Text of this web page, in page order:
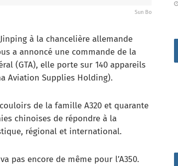
Sun Bo
à la chancelière allemande
a annoncé une commande de la
(GTA), elle porte sur 140 appareils
Aviation Supplies Holding).
de la famille A320 et quarante
chinoises de répondre à la
régional et international.
pas encore de même pour l’A350.